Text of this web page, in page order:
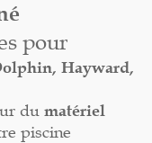
pour
Hayward,
du matériel
piscine